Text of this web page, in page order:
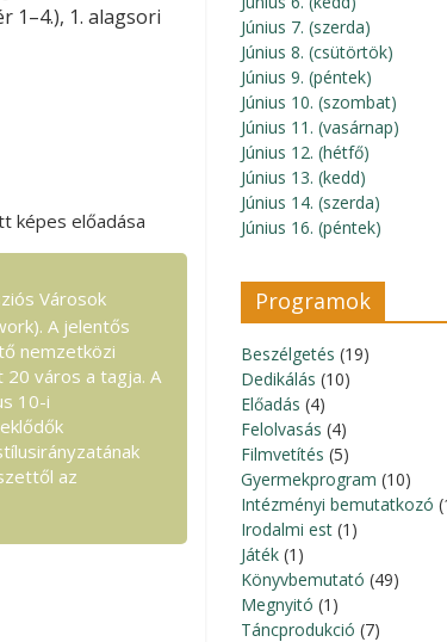
1–4.), 1. alagsori
képes előadása
Városok
A jelentős
nemzetközi
város a tagja. A
10-i
az
Június 7. (szerda)
Június 8. (csütörtök)
Június 9. (péntek)
Június 10. (szombat)
Június 11. (vasárnap)
Június 12. (hétfő)
Június 13. (kedd)
Június 14. (szerda)
Június 16. (péntek)
Programok
Beszélgetés (19)
Dedikálás (10)
Előadás (4)
Felolvasás (4)
Filmvetítés (5)
Gyermekprogram (10)
Intézményi bemutatkozó
Irodalmi est (1)
Játék (1)
Könyvbemutató (49)
Megnyitó (1)
Táncprodukció (7)